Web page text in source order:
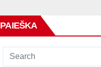
PAIEŠKA